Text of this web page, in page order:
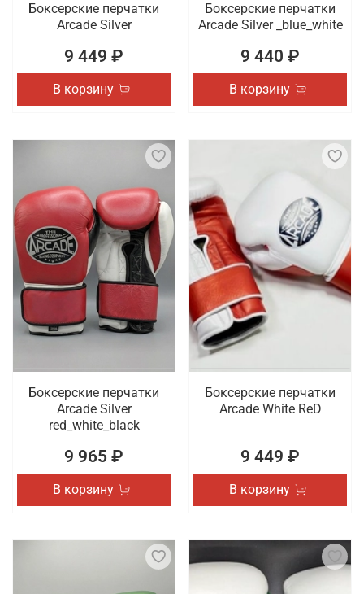
Боксерские перчатки
Arcade Silver
9 449 ₽
В корзину
Боксерские перчатки
Arcade Silver _blue_white
9 440 ₽
В корзину
Боксерские перчатки
Arcade Silver
red_white_black
9 965 ₽
В корзину
Боксерские перчатки
Arcade White ReD
9 449 ₽
В корзину